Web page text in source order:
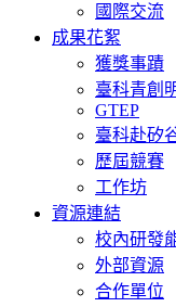
國際交流
成果花絮
獲獎事蹟
臺科青創
GTEP
臺科赴矽
歷屆競賽
工作坊
資源連結
校內研發
外部資源
合作單位